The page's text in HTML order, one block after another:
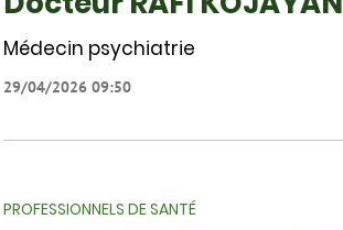
Médecin psychiatrie
29/04/2026 09:50
PROFESSIONNELS DE SANTÉ